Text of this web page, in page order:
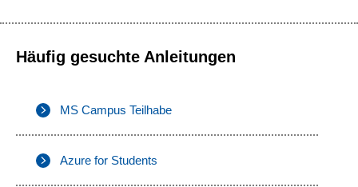
Häufig gesuchte Anleitungen
MS Campus Teilhabe
Azure for Students